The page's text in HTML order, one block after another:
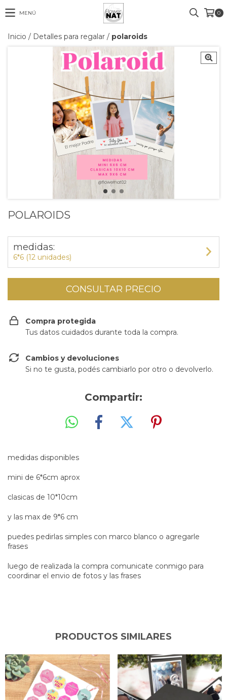
MENÚ 0
Inicio / Detalles para regalar / polaroids
POLAROIDS
medidas:
6*6 (12 unidades)
Compra protegida
Tus datos cuidados durante toda la compra.
Cambios y devoluciones
Si no te gusta, podés cambiarlo por otro o devolverlo.
Compartir:
medidas disponibles
mini de 6*6cm aprox
clasicas de 10*10cm
y las max de 9*6 cm
puedes pedirlas simples con marco blanco o agregarle
frases
luego de realizada la compra comunicate conmigo para
coordinar el envio de fotos y las frases
PRODUCTOS SIMILARES